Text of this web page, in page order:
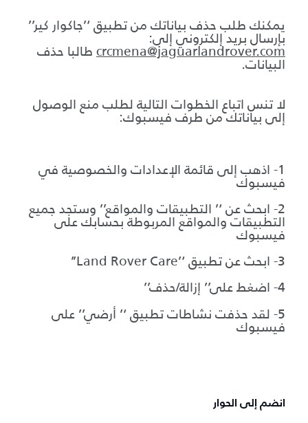
يمكنك طلب حذف بياناتك من تطبيق ‘’جاكوار كير’’
بإرسال بريد إلكتروني إلى:
crcmena@jaguarlandrover.comطالبا حذف
البيانات.
لا تنس اتباع الخطوات التالية لطلب منع الوصول
إلى بياناتك من طرف فيسبوك:
1- اذهب إلى قائمة الإعدادات والخصوصية في
فيسبوك
2- ابحث عن ‘’ التطبيقات والمواقع’’ وستجد جميع
التطبيقات والمواقع المربوطة بحسابك على
فيسبوك
3- ابحث عن تطبيق ‘’Land Rover Care’’
4- اضغط على’’ إزالة/حذف’’
5- لقد حذفت نشاطات تطبيق ‘’ أرضي’’ على
فيسبوك
انضم إلى الحوار